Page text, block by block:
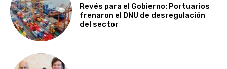
Revés para el Gobierno: Portuarios
frenaron el DNU de desregulación
del sector